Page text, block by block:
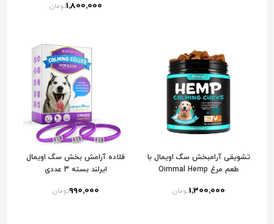
1٬800٬000تومان
تشویقی آرامبخش سگ اویمال با
طعم مرغ Oimmal Hemp
Chicken Flavor
1٬300٬000تومان
قلاده آرامش بخش سگ اویمال
ایرلند بسته 3 عددی
990٬000تومان